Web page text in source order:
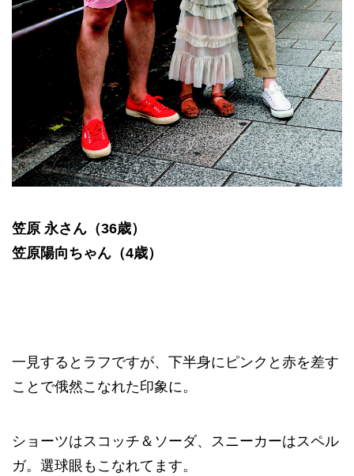
笠原 永さん（36歳）
笠原陽向ちゃん（4歳）
一見するとラフですが、下半身にピンクと赤を差す
ことで俄然こなれた印象に。
ショーツはスコッチ＆ソーダ、スニーカーはスペル
ガ。選球眼もこなれてます。